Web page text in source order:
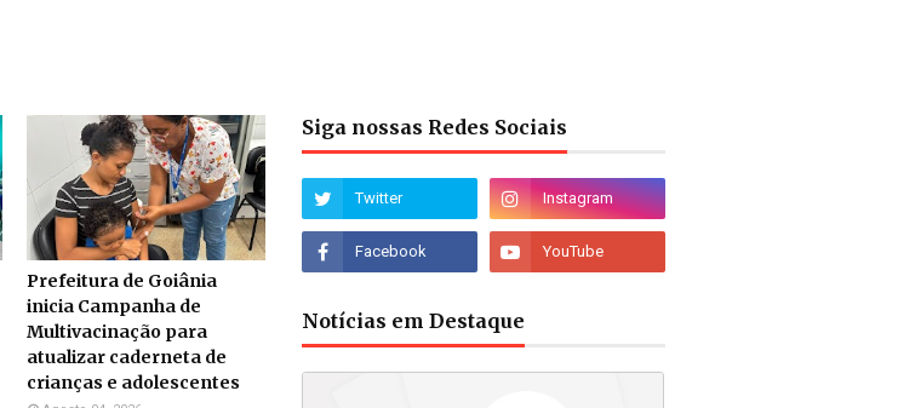
Prefeitura de Goiânia
inicia Campanha de
Multivacinação para
atualizar caderneta de
crianças e adolescentes
Siga nossas Redes Sociais
Notícias em Destaque